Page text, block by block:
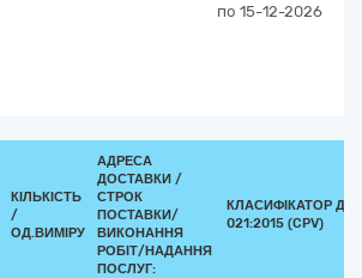
по 15-12-2026
КІЛЬКІСТЬ
/
ОД.ВИМІРУ
АДРЕСА
ДОСТАВКИ /
СТРОК
ПОСТАВКИ/
ВИКОНАННЯ
РОБІТ/НАДАННЯ
ПОСЛУГ:
КЛАСИФІКАТОР ДК
021:2015 (CPV)